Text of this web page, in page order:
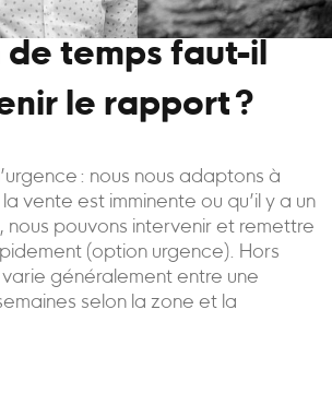
de temps faut-il
le rapport ?
: nous nous adaptons à
vente est imminente ou qu’il y a un
nous pouvons intervenir et remettre
(option urgence). Hors
généralement entre une
selon la zone et la